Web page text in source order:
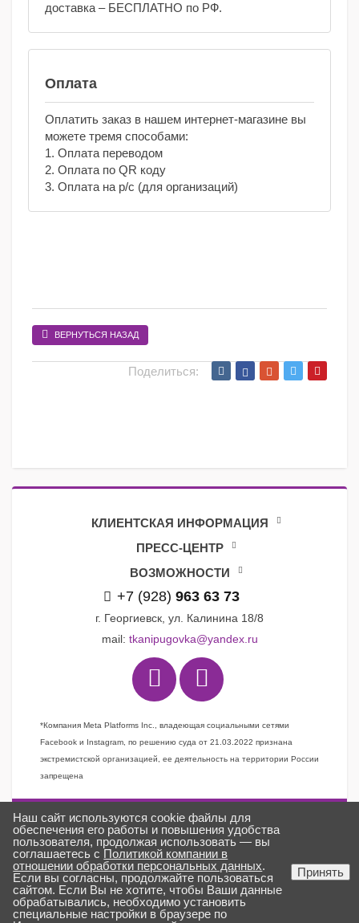
доставка – БЕСПЛАТНО по РФ.
Оплата
Оплатить заказ в нашем интернет-магазине вы
можете тремя способами:
1. Оплата переводом
2. Оплата по QR коду
3. Оплата на р/с (для организаций)
ВЕРНУТЬСЯ НАЗАД
Поделиться:
КЛИЕНТСКАЯ ИНФОРМАЦИЯ
ПРЕСС-ЦЕНТР
ВОЗМОЖНОСТИ
+7 (928) 963 63 73
г. Георгиевск, ул. Калинина 18/8
mail: tkanipugovka@yandex.ru
*Компания Meta Platforms Inc., владеющая социальными сетями
Facebook и Instagram, по решению суда от 21.03.2022 признана
экстремистской организацией, ее деятельность на территории России
запрещена
Задать вопрос
Заказать звонок
Создано вГИПЕРКУБ®
ткани «Пуговка» © 2025
Наш сайт используются cookie файлы для
обеспечения его работы и повышения удобства
пользователя, продолжая использовать — вы
соглашаетесь с Политикой компании в
отношении обработки персональных данных.
Если вы согласны, продолжайте пользоваться
сайтом. Если Вы не хотите, чтобы Ваши данные
обрабатывались, необходимо установить
специальные настройки в браузере по
Принять